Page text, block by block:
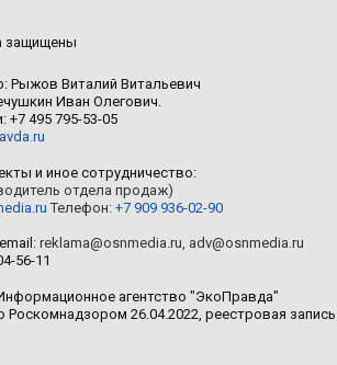
защищены
Рыжов Виталий Витальевич
Иван Олегович.
+7 495 795-53-05
и иное сотрудничество:
отдела продаж)
Телефон: +7 909 936-02-90
reklama@osnmedia.ru, adv@osnmedia.ru
56-11
агентство "ЭкоПравда"
Роскомнадзором 26.04.2022, реестровая запись